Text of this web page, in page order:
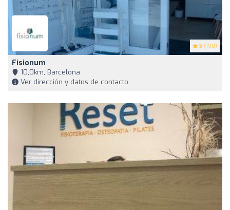
5 (190)
Fisionum
10,0km, Barcelona
Ver dirección y datos de contacto